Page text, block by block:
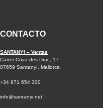
CONTACTO
SANTANYI – Ventas
Carrer Cova des Drac, 17
07659 Santanyí, Mallorca
+34 971 654 300
info@santanyi.net